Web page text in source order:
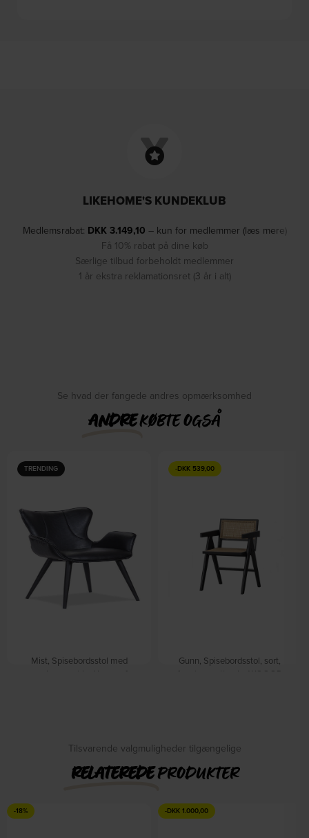
LIKEHOME'S KUNDEKLUB
Medlemsrabat: DKK3.149,10 – kun for medlemmer (læs mere)
Få 10% rabat på dine køb
Særlige tilbud forbeholdt medlemmer
1 år ekstra reklamationsret (3 år i alt)
Se hvad der fangede andres opmærksomhed
ANDREKØBTE OGSÅ
TRENDING
Mist, Spisebordsstol med
armlæn, sort by House of
-DKK 539,00
Gunn, Spisebordsstol, sort,
fyrretræ, rattan by WOOOD
Tilsvarende valgmuligheder tilgængelige
RELATEREDEPRODUKTER
-18% -DKK 1.000,00